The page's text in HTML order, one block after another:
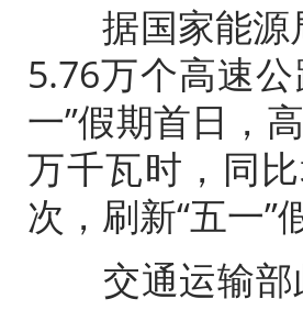
据国家能源
5.76万个高速
一”假期首日，
万千瓦时，同
次，刷新“五一
交通运输部